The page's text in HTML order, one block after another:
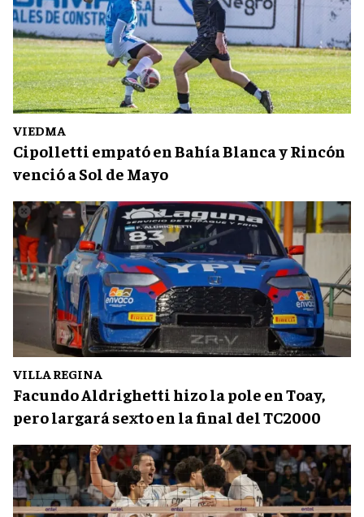
VIEDMA
Cipolletti empató en Bahía Blanca y Rincón
venció a Sol de Mayo
VILLA REGINA
Facundo Aldrighetti hizo la pole en Toay,
pero largará sexto en la final del TC2000